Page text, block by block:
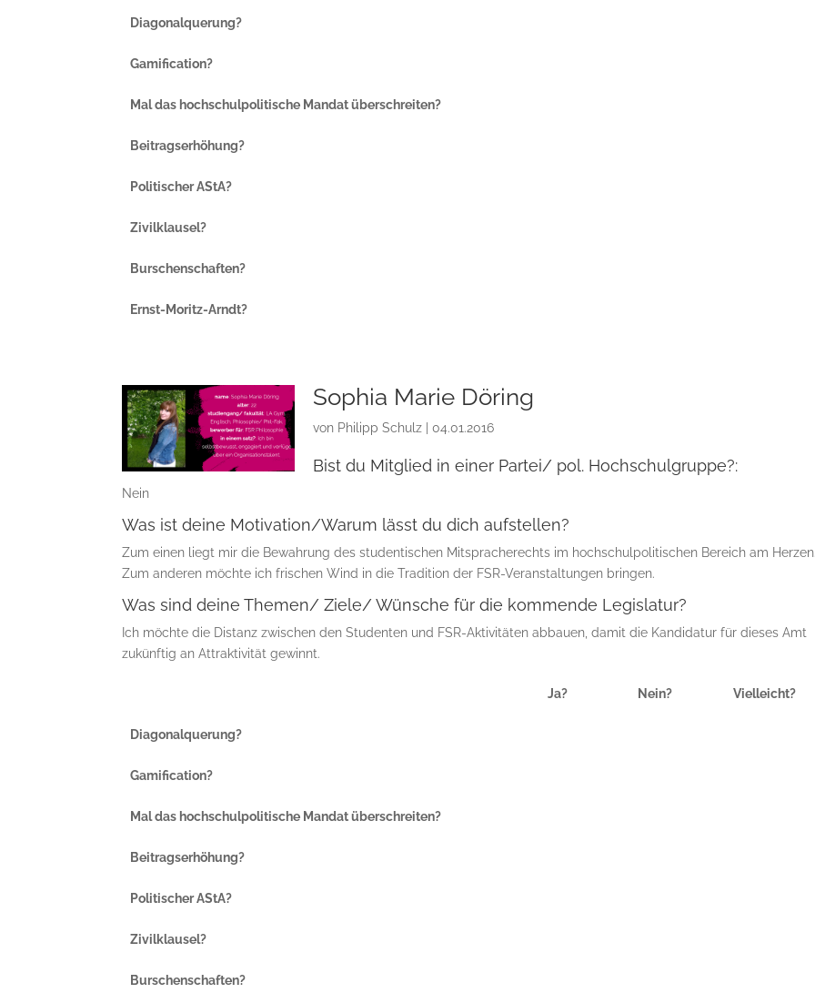
Diagonalquerung?
Gamification?
Mal das hochschulpolitische Mandat überschreiten?
Beitragserhöhung?
Politischer AStA?
Zivilklausel?
Burschenschaften?
Ernst-Moritz-Arndt?
Sophia Marie Döring
von Philipp Schulz |04.01.2016
Bist du Mitglied in einer Partei/ pol. Hochschulgruppe?:
Nein
Was ist deine Motivation/Warum lässt du dich aufstellen?
Zum einen liegt mir die Bewahrung des studentischen Mitspracherechts im hochschulpolitischen Bereich am
Zum anderen möchte ich frischen Wind in die Tradition der FSR-Veranstaltungen bringen.
Was sind deine Themen/ Ziele/ Wünsche für die kommende Legislatur?
Ich möchte die Distanz zwischen den Studenten und FSR-Aktivitäten abbauen, damit die Kandidatur für dieses Amt
zukünftig an Attraktivität gewinnt.
Ja? Nein? Vielleicht?
Diagonalquerung?
Gamification?
Mal das hochschulpolitische Mandat überschreiten?
Beitragserhöhung?
Politischer AStA?
Zivilklausel?
Burschenschaften?